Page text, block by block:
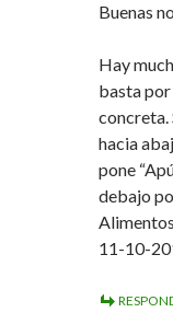
Buenas
Hay
basta
concreta.
hacia
pone
debajo
11-10-